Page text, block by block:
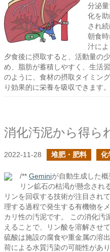
分泌
化を
され
朝食
汁によ
夕食後に摂取すると、活動量の
め、脂肪が蓄積しやすく、生活
のように、食材の摂取タイミン
り効果的に栄養を吸収できます。
2022-11-28 堆肥・肥料 化
/** Geminiが自動生成した概
リン鉱石の枯渇が懸念され
リンを回収する技術が注目され
理する過程で発生する有機物を
カリ性の汚泥です。 この消化汚
えることで、リン酸を溶解させ
硫酸は施設の腐食や重金属の溶
荷による水質汚染の可能性があ